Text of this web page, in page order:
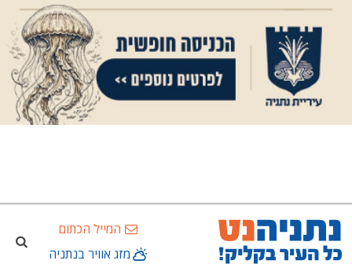
המייל הכתום
מזג אוויר בנתניה